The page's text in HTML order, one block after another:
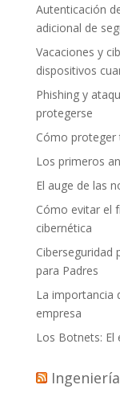
Autenticación
adicional de
Vacaciones y
dispositivos
Phishing y
protegerse
Cómo proteger
Los primeros
El auge de las
Cómo evitar el
cibernética
Ciberseguridad
para Padres
La importancia
empresa
Los Botnets: El
Ingeniería